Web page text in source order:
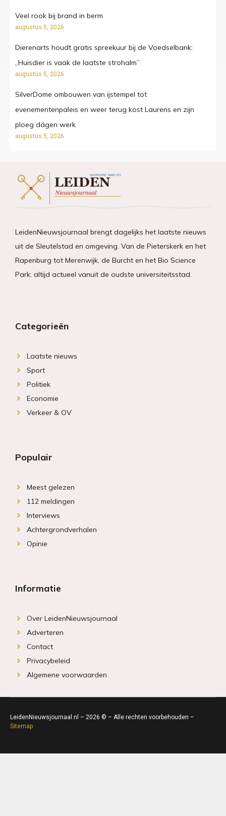
Veel rook bij brand in berm
augustus 5, 2026
Dierenarts houdt gratis spreekuur bij de Voedselbank:
„Huisdier is vaak de laatste strohalm”
augustus 5, 2026
SilverDome ombouwen van ijstempel tot
evenementenpaleis en weer terug kost Laurens en zijn
ploeg dágen werk
augustus 5, 2026
LeidenNieuwsjournaal brengt dagelijks het laatste nieuws
uit de Sleutelstad en omgeving. Van de Pieterskerk en het
Rapenburg tot Merenwijk, de Burcht en het Bio Science
Park: altijd actueel vanuit de oudste universiteitsstad.
Categorieën
Laatste nieuws
Sport
Politiek
Economie
Verkeer & OV
Populair
Meest gelezen
112 meldingen
Interviews
Achtergrondverhalen
Opinie
Informatie
Over LeidenNieuwsjournaal
Adverteren
Contact
Privacybeleid
Algemene voorwaarden
LeidenNieuwsjournaal.nl – 2026 © – Alle rechten voorbehouden –
Sitemap